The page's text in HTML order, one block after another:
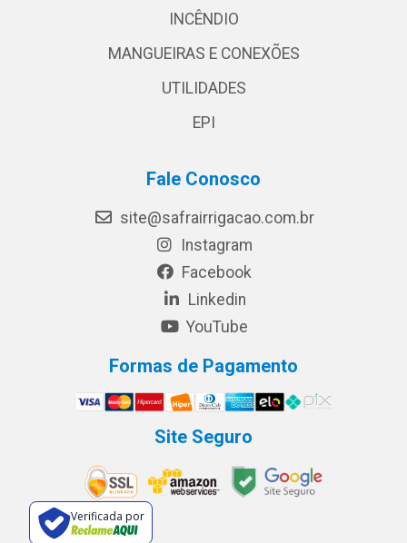
INCÊNDIO
MANGUEIRAS E CONEXÕES
UTILIDADES
EPI
Fale Conosco
site@safrairrigacao.com.br
Instagram
Facebook
Linkedin
YouTube
Formas de Pagamento
Site Seguro
Verificada por